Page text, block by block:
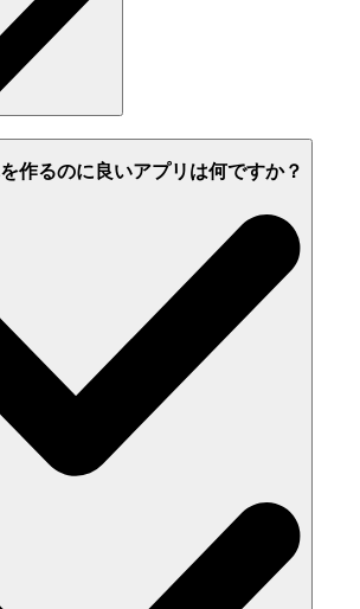
作るのに良いアプリは何ですか？